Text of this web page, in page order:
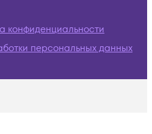
конфиденциальности
персональных данных